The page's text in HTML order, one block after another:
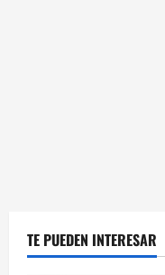
TE PUEDEN INTERESAR